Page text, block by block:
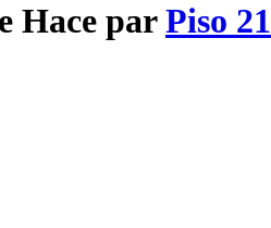
Hace parPiso 21